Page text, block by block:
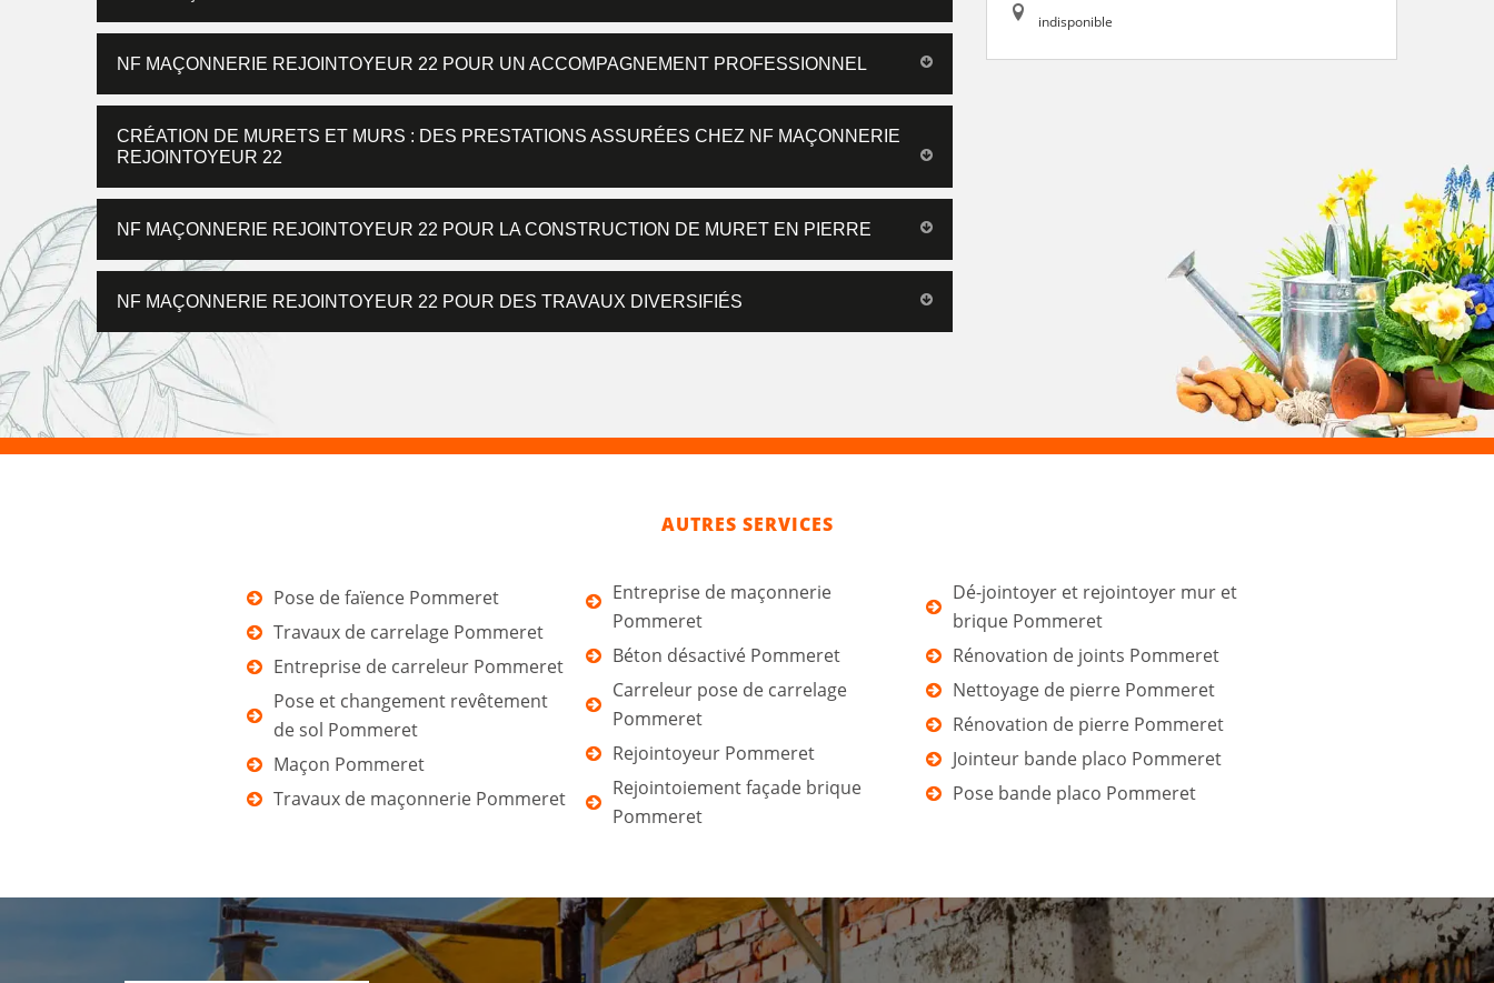
NF MAÇONNERIE REJOINTOYEUR 22 POUR UN ACCOMPAGNEMENT PROFESSIONNEL
CRÉATION DE MURETS ET MURS : DES PRESTATIONS ASSURÉES CHEZ NF MAÇONNERIE
REJOINTOYEUR 22
NF MAÇONNERIE REJOINTOYEUR 22 POUR LA CONSTRUCTION DE MURET EN PIERRE
NF MAÇONNERIE REJOINTOYEUR 22 POUR DES TRAVAUX DIVERSIFIÉS
indisponible
AUTRES SERVICES
Pose de faïence Pommeret
Travaux de carrelage Pommeret
Entreprise de carreleur Pommeret
Pose et changement revêtement
de sol Pommeret
Maçon Pommeret
Travaux de maçonnerie Pommeret
Entreprise de maçonnerie
Pommeret
Béton désactivé Pommeret
Carreleur pose de carrelage
Pommeret
Rejointoyeur Pommeret
Rejointoiement façade brique
Pommeret
Dé-jointoyer et rejointoyer mur et
brique Pommeret
Rénovation de joints Pommeret
Nettoyage de pierre Pommeret
Rénovation de pierre Pommeret
Jointeur bande placo Pommeret
Pose bande placo Pommeret